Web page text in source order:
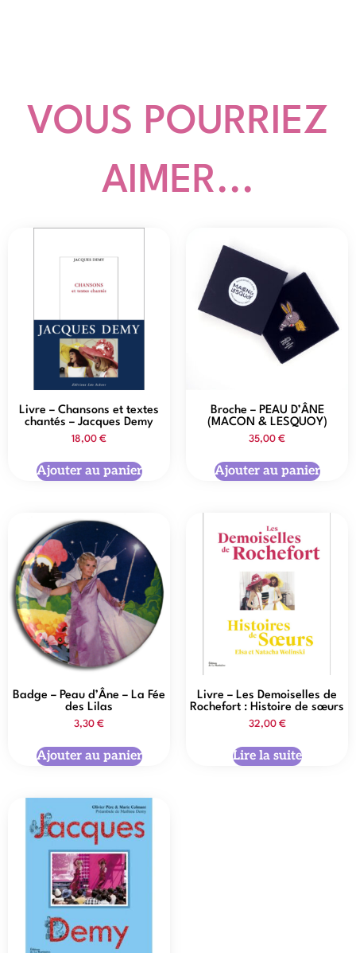
VOUS POURRIEZ
AIMER...
Livre – Chansons et textes
chantés – Jacques Demy
18,00 €
Ajouter au panier
Broche – PEAU D’ÂNE
(MACON & LESQUOY)
35,00 €
Ajouter au panier
Badge – Peau d’Âne – La Fée
des Lilas
3,30 €
Ajouter au panier
Livre – Les Demoiselles de
Rochefort : Histoire de sœurs
32,00 €
Lire la suite